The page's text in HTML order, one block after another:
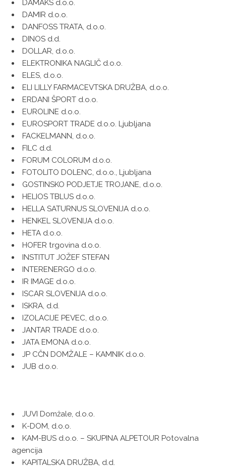
DAMAKS d.o.o.
DAMIR d.o.o.
DANFOSS TRATA, d.o.o.
DINOS d.d.
DOLLAR, d.o.o.
ELEKTRONIKA NAGLIČ d.o.o.
ELES, d.o.o.
ELI LILLY FARMACEVTSKA DRUŽBA, d.o.o.
ERDANI ŠPORT d.o.o.
EUROLINE d.o.o.
EUROSPORT TRADE d.o.o. Ljubljana
FACKELMANN, d.o.o.
FILC d.d.
FORUM COLORUM d.o.o.
FOTOLITO DOLENC, d.o.o., Ljubljana
GOSTINSKO PODJETJE TROJANE, d.o.o.
HELIOS TBLUS d.o.o.
HELLA SATURNUS SLOVENIJA d.o.o.
HENKEL SLOVENIJA d.o.o.
HETA d.o.o.
HOFER trgovina d.o.o.
INSTITUT JOŽEF STEFAN
INTERENERGO d.o.o.
IR IMAGE d.o.o.
ISCAR SLOVENIJA d.o.o.
ISKRA, d.d.
IZOLACIJE PEVEC, d.o.o.
JANTAR TRADE d.o.o.
JATA EMONA d.o.o.
JP CČN DOMŽALE – KAMNIK d.o.o.
JUB d.o.o.
JUVI Domžale, d.o.o.
K-DOM, d.o.o.
KAM-BUS d.o.o. – SKUPINA ALPETOUR Potovalna
agencija
KAPITALSKA DRUŽBA, d.d.